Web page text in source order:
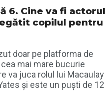
6. Cine va fi actorul
copilul pentru
doar pe platforma de
mai mare bucurie
va juca rolul lui Macaulay
și este un puști de 12